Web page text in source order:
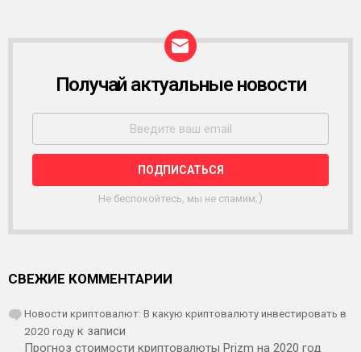
С
Ы
Л
К
Получай актуальные новости
Не беспокойтесь, мы не спамим;)
СВЕЖИЕ КОММЕНТАРИИ
Новости криптовалют: В какую криптовалюту инвестировать в
2020 году к записи
Прогноз стоимости криптовалюты Prizm на 2020 год